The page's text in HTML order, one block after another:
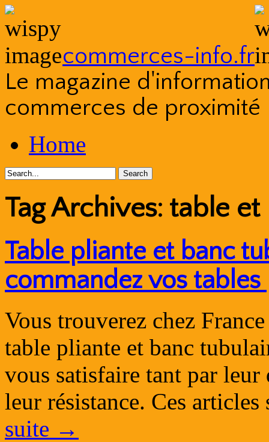
commerces-info.fr
Le magazine
commerces de proximité
to
contentHome
Tag Archives: table et
Table pliante et banc
commandez vos
Vous trouverez chez
table pliante et banc
vous satisfaire tant par
leur résistance. Ces
suite →